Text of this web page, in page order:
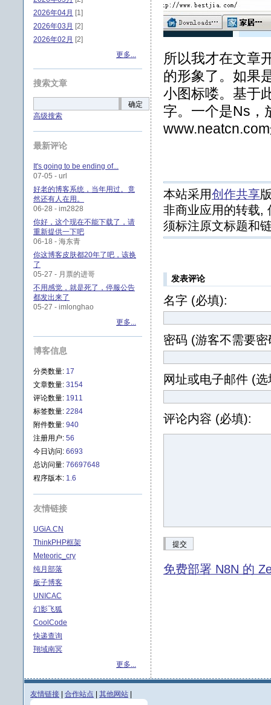
所以我才在文章
的形象了。如果
小图标喽。基于
字。一个是Ns，
本站采用创作共享
非商业应用的转载,
须标注原文标题和
发表评论
名字 (必填):
密码 (游客不需要密
网址或电子邮件 (
评论内容 (必填):
提交
免费部署 N8N 的
2026年04月 [1]
2026年03月 [2]
2026年02月 [2]
更多...
搜索文章
确定
高级搜索
最新评论
It's going to be ending of...
07-05 - url
好老的博客系统，当年用过。竟
然还有人在用。
06-28 - im2828
你好，这个现在不能下载了，请
重新提供一下吧
06-18 - 海东青
你这博客皮肤都20年了吧，该换
了
05-27 - 月票的进哥
不用感觉，就是死了，停服公告
都发出来了
05-27 - imlonghao
更多...
博客信息
分类数量: 17
文章数量: 3154
评论数量: 1911
标签数量: 2284
附件数量: 940
注册用户: 56
今日访问: 6693
总访问量: 76697648
程序版本: 1.6
友情链接
UGiA.CN
ThinkPHP框架
Meteoric_cry
纯月部落
板子博客
UNICAC
幻影飞狐
CoolCode
快递查询
翔域南冥
更多...
友情链接 合作站点 其他网站